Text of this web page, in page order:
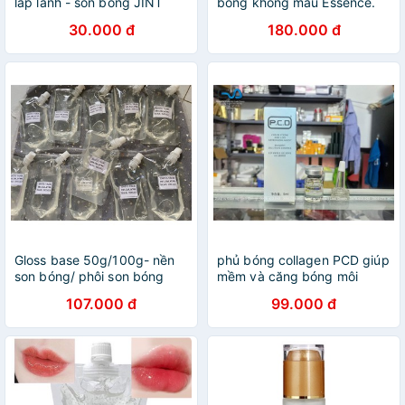
30.000 đ 180.000 đ
Gloss base 50g/100g- nền
son bóng/ phôi son bóng
107.000 đ
phủ bóng collagen PCD giúp
mềm và căng bóng môi
99.000 đ